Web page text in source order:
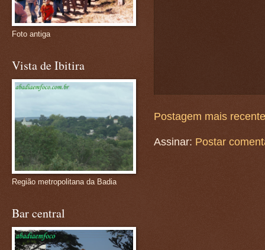
Postagem mais recente
Assinar: Postar
Foto antiga
Vista de Ibitira
Região metropolitana da Badia
Bar central